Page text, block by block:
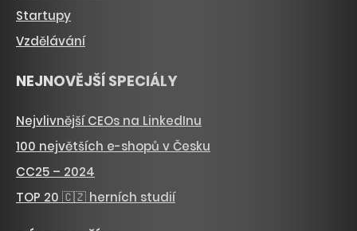
Startupy
Vzdělávání
NEJNOVĚJŠÍ SPECIÁLY
Nejvlivnější CEOs na LinkedInu
100 největších e-shopů v Česku
CC25 – 2024
TOP 20 🇨🇿 herních studií